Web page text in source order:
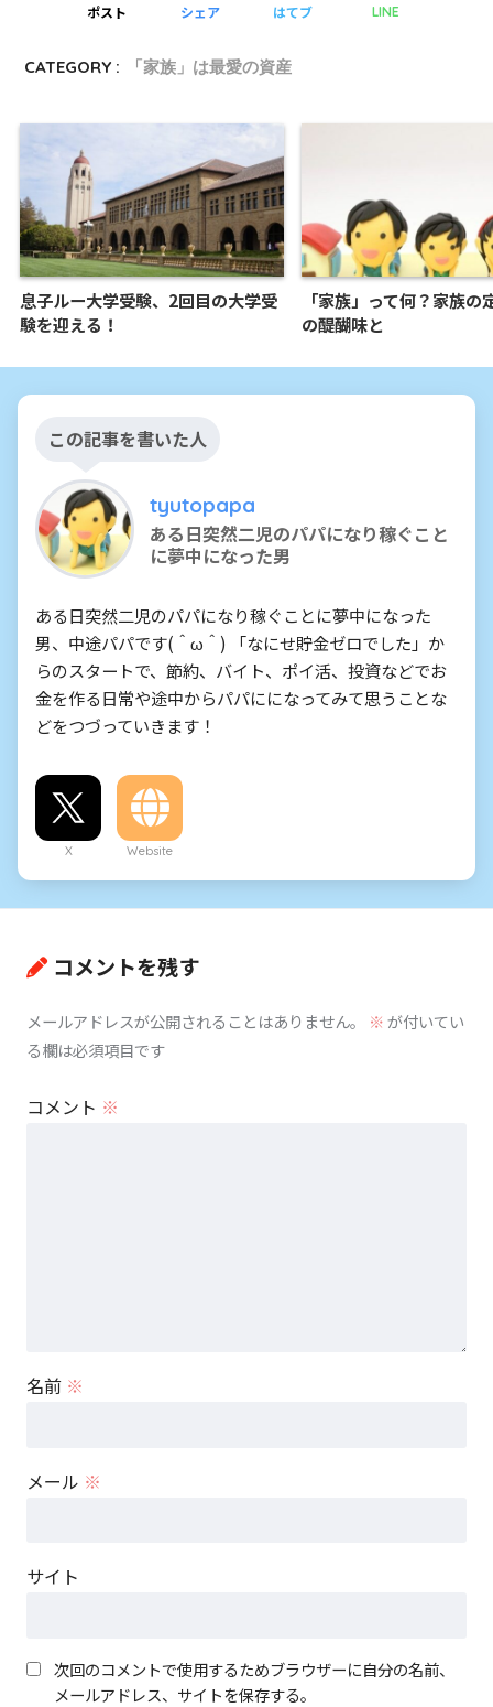
ポスト シェア はてブ LINE
CATEGORY : 「家族」は最愛の資産
息子ルー大学受験、2回目の大学受
験を迎える！
「家族」って何？家族の
の醍醐味と
この記事を書いた人
tyutopapa
ある日突然二児のパパになり稼ぐこと
に夢中になった男
ある日突然二児のパパになり稼ぐことに夢中になった
男、中途パパです(＾ω＾) 「なにせ貯金ゼロでした」か
らのスタートで、節約、バイト、ポイ活、投資などでお
金を作る日常や途中からパパにになってみて思うことな
どをつづっていきます！
X Website
コメントを残す
メールアドレスが公開されることはありません。 ※が付いてい
る欄は必須項目です
コメント ※
名前 ※
メール ※
サイト
次回のコメントで使用するためブラウザーに自分の名前、
メールアドレス、サイトを保存する。